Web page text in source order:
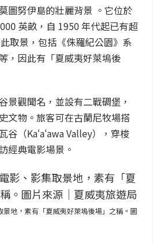
圖努伊島的壯麗背景 。它位於
英畝，自 1950 年代起已有超
取景，包括《侏羅紀公園》系
，因此有「夏威夷好萊塢後
景觀聞名，並設有二戰碉堡，
文物。旅客可在古蘭尼牧場搭
（Kaʻaʻawa Valley），穿梭
經典電影場景。
地，素有「夏威夷好萊塢後場」之稱。圖